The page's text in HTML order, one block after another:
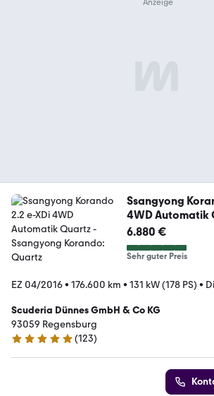
Ssangyong
4WD Automatik
6.880 €
Sehr guter Preis
EZ 04/2016• 176.600 km • 131 kW (178 PS) •
Scuderia Dünnes GmbH & Co KG
93059 Regensburg
4.8 Sterne
(123)